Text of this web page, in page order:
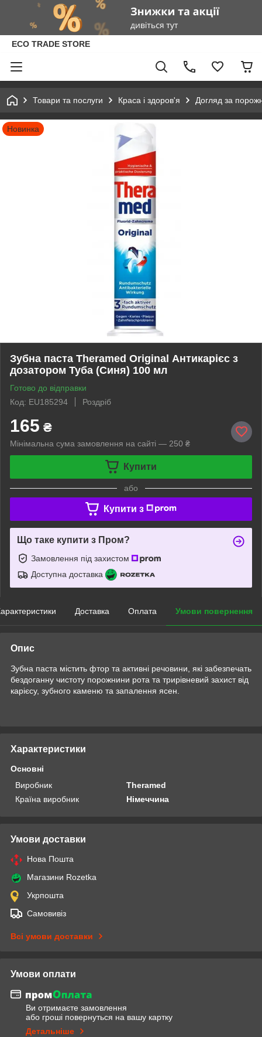
ECO TRADE STORE
Товари та послуги Краса і здоров'я Догляд за
Новинка
Зубна паста Theramed Original Антикарієс з
дозатором Туба (Синя) 100 мл
Готово до відправки
Код: EU185294
Роздріб
165 ₴
Мінімальна сума замовлення на сайті — 250 ₴
Купити
або
Купити з
Що таке купити з Пром?
Замовлення під захистом
Доступна доставка
Доставка Оплата Умови повернення
Опис
Зубна паста містить фтор та активні речовини, які забезпечать
бездоганну чистоту порожнини рота та трирівневий захист від
карієсу, зубного каменю та запалення ясен.
Характеристики
Основні
Виробник
Theramed
Країна виробник
Німеччина
Умови доставки
Нова Пошта
Магазини Rozetka
Укрпошта
Самовивіз
Всі умови доставки
Умови оплати
Ви отримаєте замовлення
або гроші повернуться на вашу картку
Детальніше